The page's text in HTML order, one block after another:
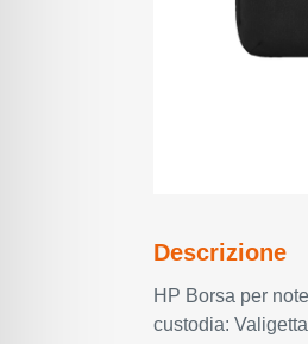
Descrizione
HP Borsa per
custodia: